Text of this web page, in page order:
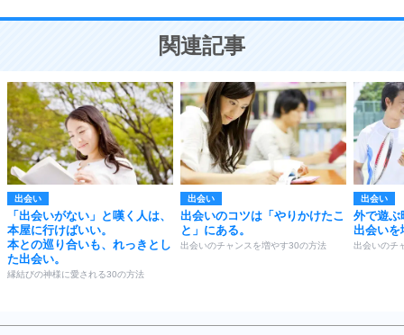
ことが大切。
関連記事
出会い
「出会いがない」と嘆く人は、
本屋に行けばいい。
本との巡り合いも、れっきとし
た出会い。
縁結びの神様に愛される30の方法
出会い
出会いのコツは「やりかけたこ
と」にある。
出会いのチャンスを増やす30の方法
出会い
外で遊ぶ
出会いを
出会いのチ